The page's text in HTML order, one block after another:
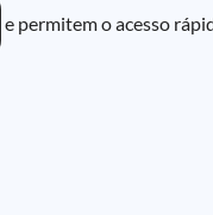
e permitem o acesso